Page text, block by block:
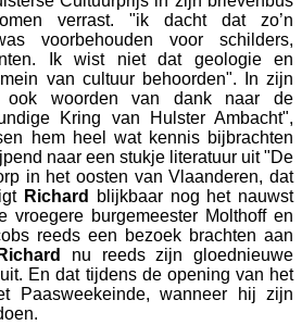
verrast. "ik dacht dat zo’n
voorbehouden voor schilders,
Ik wist niet dat geologie en
van cultuur behoorden". In zijn
ook woorden van dank naar de
Kring van Hulster Ambacht",
hem heel wat kennis bijbrachten
naar een stukje literatuur uit "De
in het oosten van Vlaanderen, dat
Richard
blijkbaar nog het nauwst
vroegere burgemeester Molthoff en
reeds een bezoek brachten aan
Richard nu reeds zijn gloednieuwe
En dat tijdens de opening van het
Paasweekeinde, wanneer hij zijn